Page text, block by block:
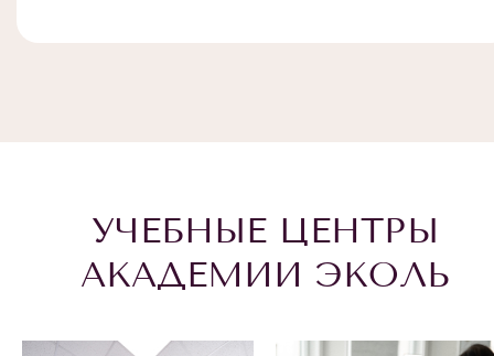
УЧЕБНЫЕ ЦЕНТРЫ
АКАДЕМИИ ЭКОЛЬ